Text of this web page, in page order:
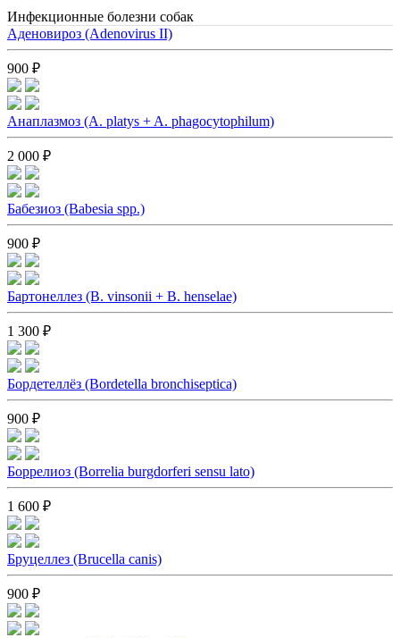
Инфекционные болезни собак
Аденовироз (Adenovirus II)
900 ₽
Анаплазмоз (A. platys + A. phagocytophilum)
2 000 ₽
Бабезиоз (Babesia spp.)
900 ₽
Бартонеллез (B. vinsonii + B. henselae)
1 300 ₽
Бордетеллёз (Bordetella bronchiseptica)
900 ₽
Боррелиоз (Borrelia burgdorferi sensu lato)
1 600 ₽
Бруцеллез (Brucella canis)
900 ₽